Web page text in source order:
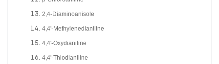
2,4-Diaminoanisole
4,4'-Methylenedianiline
4,4'-Oxydianiline
4,4'-Thiodianiline